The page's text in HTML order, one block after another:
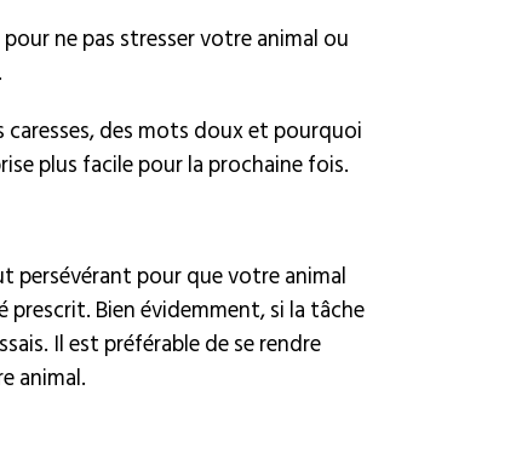
ne pas stresser votre animal ou
caresses, des mots doux et pourquoi
plus facile pour la prochaine fois.
persévérant pour que votre animal
prescrit. Bien évidemment, si la tâche
Il est préférable de se rendre
animal.